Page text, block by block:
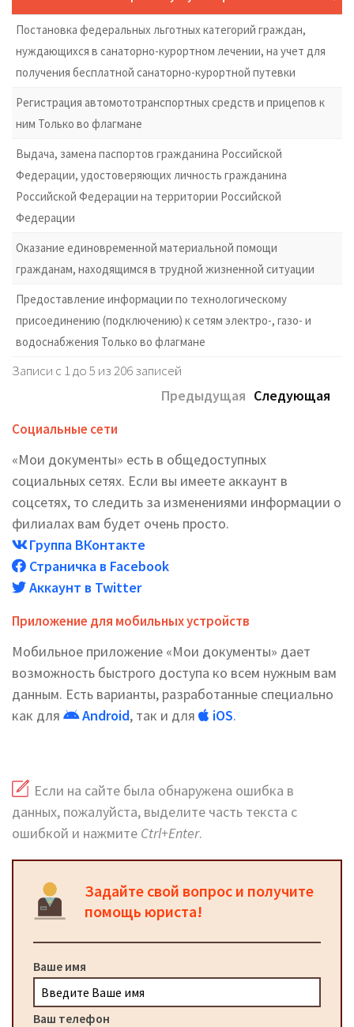
Постановка федеральных льготных категорий граждан,
нуждающихся в санаторно-курортном лечении, на учет для
получения бесплатной санаторно-курортной путевки
Регистрация автомототранспортных средств и прицепов к
ним Только во флагмане
Выдача, замена паспортов гражданина Российской
Федерации, удостоверяющих личность гражданина
Российской Федерации на территории Российской
Федерации
Оказание единовременной материальной помощи
гражданам, находящимся в трудной жизненной ситуации
Предоставление информации по технологическому
присоединению (подключению) к сетям электро-, газо- и
водоснабжения Только во флагмане
Записи с 1 до 5 из 206 записей
Предыдущая Следующая
Социальные сети
«Мои документы» есть в общедоступных
социальных сетях. Если вы имеете аккаунт в
соцсетях, то следить за изменениями информации о
филиалах вам будет очень просто.
Группа ВКонтакте
Страничка в Facebook
Аккаунт в Twitter
Приложение для мобильных устройств
Мобильное приложение «Мои документы» дает
возможность быстрого доступа ко всем нужным вам
данным. Есть варианты, разработанные специально
как для
Android, так и для iOS.
Если на сайте была обнаружена ошибка в
данных, пожалуйста, выделите часть текста с
ошибкой и нажмите Ctrl+Enter.
Задайте свой вопрос и получите
помощь юриста!
Ваше имя
Ваш телефон